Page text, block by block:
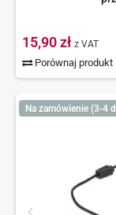
15,90 zł z VAT
Porównaj produkt
Na zamówienie (3-4